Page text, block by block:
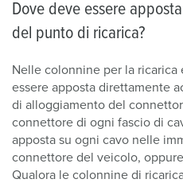
Dove deve essere
del punto di ricarica?
Nelle colonnine per la
essere apposta direttamente
di alloggiamento del
connettore di ogni fascio di
apposta su ogni cavo nelle
connettore del veicolo,
Qualora le colonnine di